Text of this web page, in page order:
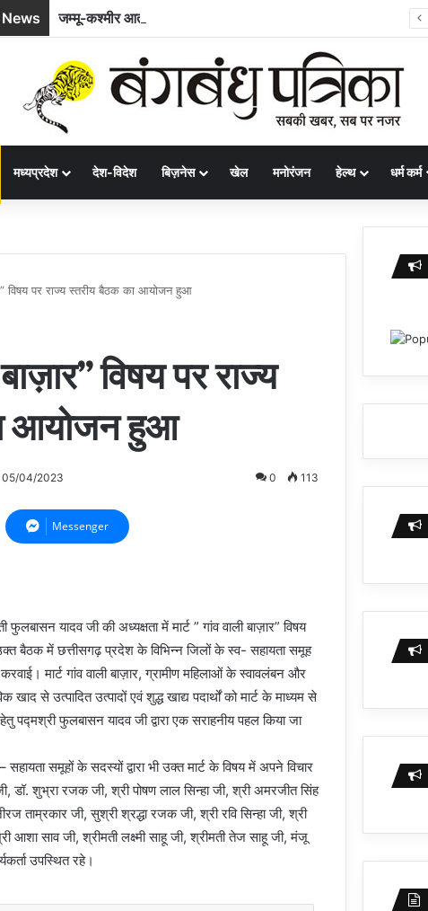
मध्यप्रदेश देश-विदेश बिज़नेस खेल मनोरंजन हेल्थ धर्म कर्म
विषय पर राज्य स्तरीय बैठक का आयोजन हुआ
विषय पर राज्य
आयोजन हुआ
05/04/2023 0 113
Messenger
यादव जी की अध्यक्षता में मार्ट ” गांव वाली बाज़ार” विषय
बैठक में छत्तीसगढ़ प्रदेश के विभिन्न जिलों के स्व- सहायता समूह
मार्ट गांव वाली बाज़ार, ग्रामीण महिलाओं के स्वावलंबन और
से उत्पादित उत्पादों एवं शुद्ध खाद्य पदार्थों को मार्ट के माध्यम से
पद्मश्री फुलबासन यादव जी द्वारा एक सराहनीय पहल किया जा
समूहों के सदस्यों द्वारा भी उक्त मार्ट के विषय में अपने विचार
डॉ. शुभ्रा रजक जी, श्री पोषण लाल सिन्हा जी, श्री अमरजीत सिंह
ताम्रकार जी, सुश्री श्रद्धा रजक जी, श्री रवि सिन्हा जी, श्री
आशा साव जी, श्रीमती लक्ष्मी साहू जी, श्रीमती तेज साहू जी, मंजू
उपस्थित रहे।